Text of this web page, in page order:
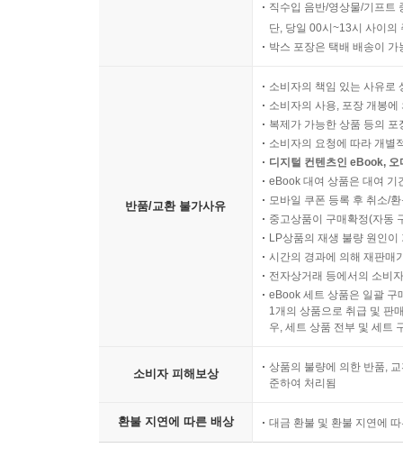
직수입 음반/영상물/기프트
단, 당일 00시~13시 사이의
박스 포장은 택배 배송이
반품/교환 불가사유
소비자의 책임 있는 사유로
소비자의 사용, 포장 개봉
복제가 가능한 상품 등의
소비자의 요청에 따라 개별
디지털 컨텐츠인 eBook,
eBook 대여 상품은 대여 기
모바일 쿠폰 등록 후 취소/
중고상품이 구매확정(자동
LP상품의 재생 불량 원인
시간의 경과에 의해 재판매
전자상거래 등에서의 소비
eBook 세트 상품은 일괄 구
1개의 상품으로 취급 및 판
우, 세트 상품 전부 및 세트
소비자 피해보상
상품의 불량에 의한 반품,
준하여 처리됨
환불 지연에 따른 배상 대금 환불 및 환불 지연에